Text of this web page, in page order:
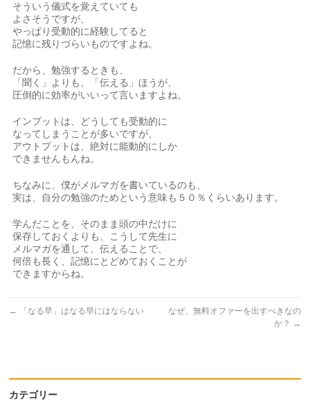
そういう儀式を覚えていても
よさそうですが、
やっぱり受動的に経験してると
記憶に残りづらいものですよね。
だから、勉強するときも、
「聞く」よりも、「伝える」ほうが、
圧倒的に効率がいいって言いますよね。
インプットは、どうしても受動的に
なってしまうことが多いですが、
アウトプットは、絶対に能動的にしか
できませんもんね。
ちなみに、僕がメルマガを書いているのも、
実は、自分の勉強のためという意味も５０％くらいあります。
学んだことを、そのまま頭の中だけに
保存しておくよりも、こうして先生に
メルマガを通して、伝えることで、
何倍も長く、記憶にとどめておくことが
できますからね。
← 「なる早」はなる早にはならない
なぜ、無料オファーを出すべきなの
か？ →
カテゴリー